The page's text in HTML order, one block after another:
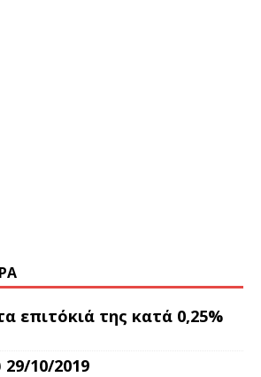
επιτόκιά της κατά 0,25%
10/2019